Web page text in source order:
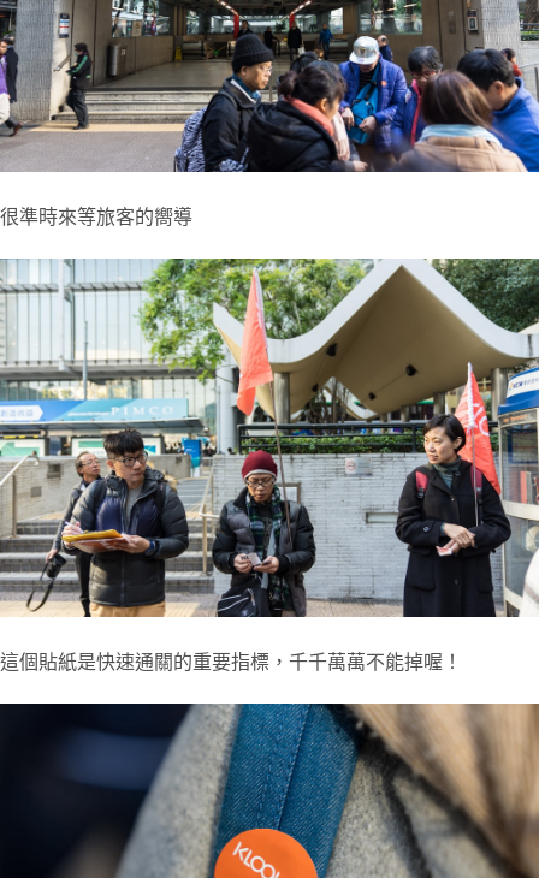
很準時來等旅客的嚮導
這個貼紙是快速通關的重要指標，千千萬萬不能掉喔！